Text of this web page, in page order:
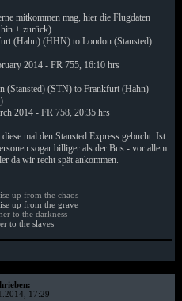
mitkommen mag, hier die Flugdaten
+ zurück).
(Hahn) (HHN) to London (Stansted)
2014 - FR 755, 16:10 hrs
(Stansted) (STN) to Frankfurt (Hahn)
2014 - FR 758, 20:35 hrs
mal den Stansted Express gebucht. Ist
sogar billiger als der Bus - vor allem
da wir recht spät ankommen.
up from the chaos
up from the grave
to the darkness
to the slaves
17:29